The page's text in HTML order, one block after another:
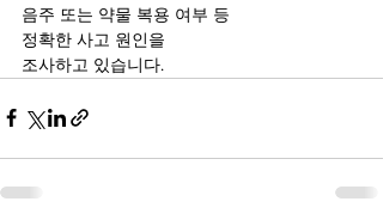
음주 또는 약물 복용 여부 등
정확한 사고 원인을
조사하고 있습니다.